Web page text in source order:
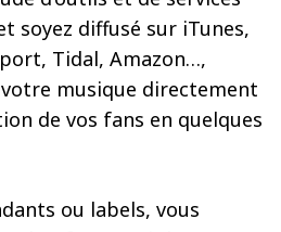
soyez diffusé sur iTunes,
Tidal, Amazon…,
musique directement
de vos fans en quelques
ou labels, vous